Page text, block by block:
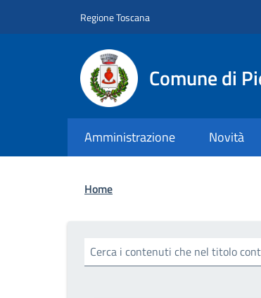
Regione Toscana
Comune di
Amministrazione Novità
Briciole di pane
Home
Cerca i contenuti che nel titolo